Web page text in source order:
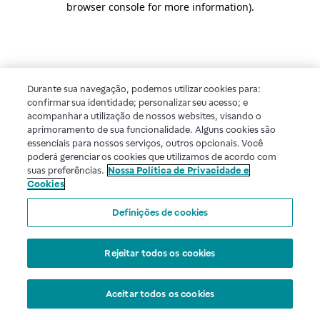
browser console for more information).
Durante sua navegação, podemos utilizar cookies para:
confirmar sua identidade; personalizar seu acesso; e
acompanhar a utilização de nossos websites, visando o
aprimoramento de sua funcionalidade. Alguns cookies são
essenciais para nossos serviços, outros opcionais. Você
poderá gerenciar os cookies que utilizamos de acordo com
suas preferências. Nossa Política de Privacidade e
Cookies
Definições de cookies
Rejeitar todos os cookies
Aceitar todos os cookies